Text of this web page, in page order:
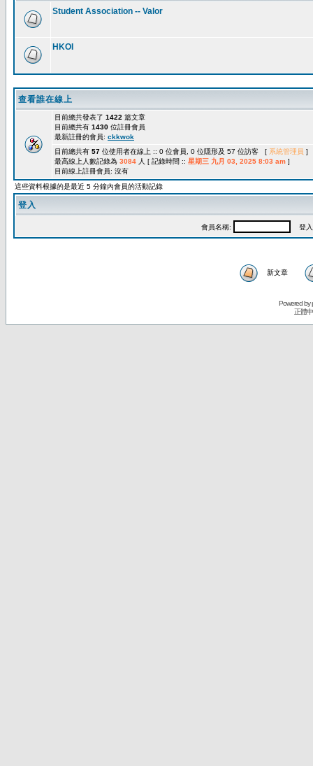
Student Association -- Valor
HKOI
查看誰在線上
目前總共發表了 1422 篇文章
目前總共有 1430 位註冊會員
最新註冊的會員: ckkwok
目前總共有 57 位使用者在線上 :: 0 位會員, 0 位隱形及 57 位訪客 [ 系統管理員 ]
最高線上人數記錄為 3084 人 [ 記錄時間 :: 星期三 九月 03, 2025 8:03 am ]
目前線上註冊會員: 沒有
這些資料根據的是最近 5 分鐘內會員的活動記錄
登入
會員名稱: 登入
新文章
Powered by
正體